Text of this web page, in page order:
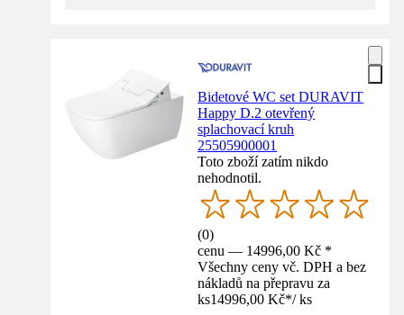
Bidetové WC set DURAVIT
Happy D.2 otevřený
splachovací kruh
25505900001
Toto zboží zatím nikdo
nehodnotil.
(0)
cenu — 14996,00 Kč *
Všechny ceny vč. DPH a bez
nákladů na přepravu za
ks14996,00 Kč*/ ks